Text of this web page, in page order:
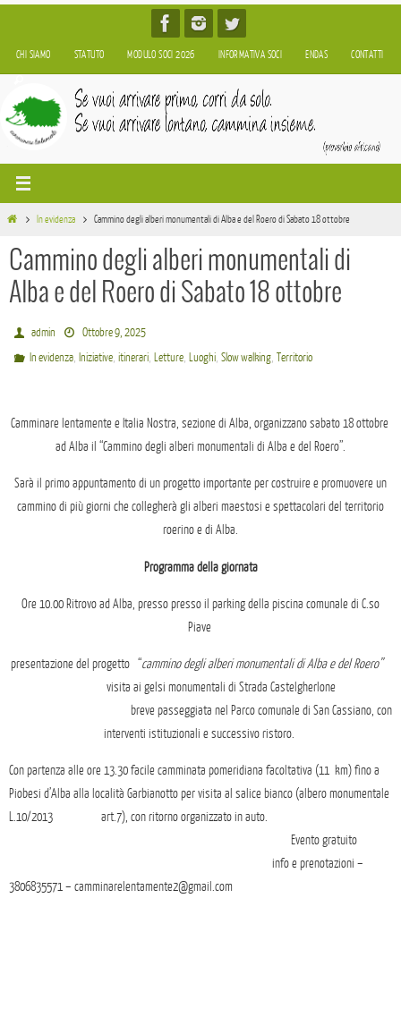
contenuto
CHI SIAMO STATUTO MODULO SOCI 2026 INFORMATIVA SOCI ENDAS CONTATTI
HomeIn evidenza Cammino degli alberi monumentali di Alba e del Roero di Sabato 18 ottobre
Cammino degli alberi monumentali di
Alba e del Roero di Sabato 18 ottobre
admin
Ottobre 9, 2025
In evidenza,Iniziative,itinerari,Letture,Luoghi,Slow walking,Territorio
Camminare lentamente e Italia Nostra, sezione di Alba, organizzano sabato 18 ottobre
ad Alba il “Cammino degli alberi monumentali di Alba e del Roero”.
Sarà il primo appuntamento di un progetto importante per costruire e promuovere un
cammino di più giorni che collegherà gli alberi maestosi e spettacolari del territorio
roerino e di Alba.
Programma della giornata
Ore 10.00 Ritrovo ad Alba , pressopresso il parking della piscina comunale di C.so
Piave
presentazione del progetto “cammino degli alberi monumentali di Albae delRoero”
visita ai gelsi monumentali di Strada Castelgherlone
breve passeggiata nel Parco comunale di San Cassiano, con
interventi istituzionali e successivo ristoro.
Con partenza alle ore13.30facile camminata pomeridiana facoltativa (11 km) fino a
Piobesi d’Alba alla località Garbianotto per visita al salice bianco (albero monumentale
L.10/2013 art.7), con ritorno organizzato in auto.
Evento gratuito
info e prenotazioni –
3806835571 – camminarelentamente2@gmail.com